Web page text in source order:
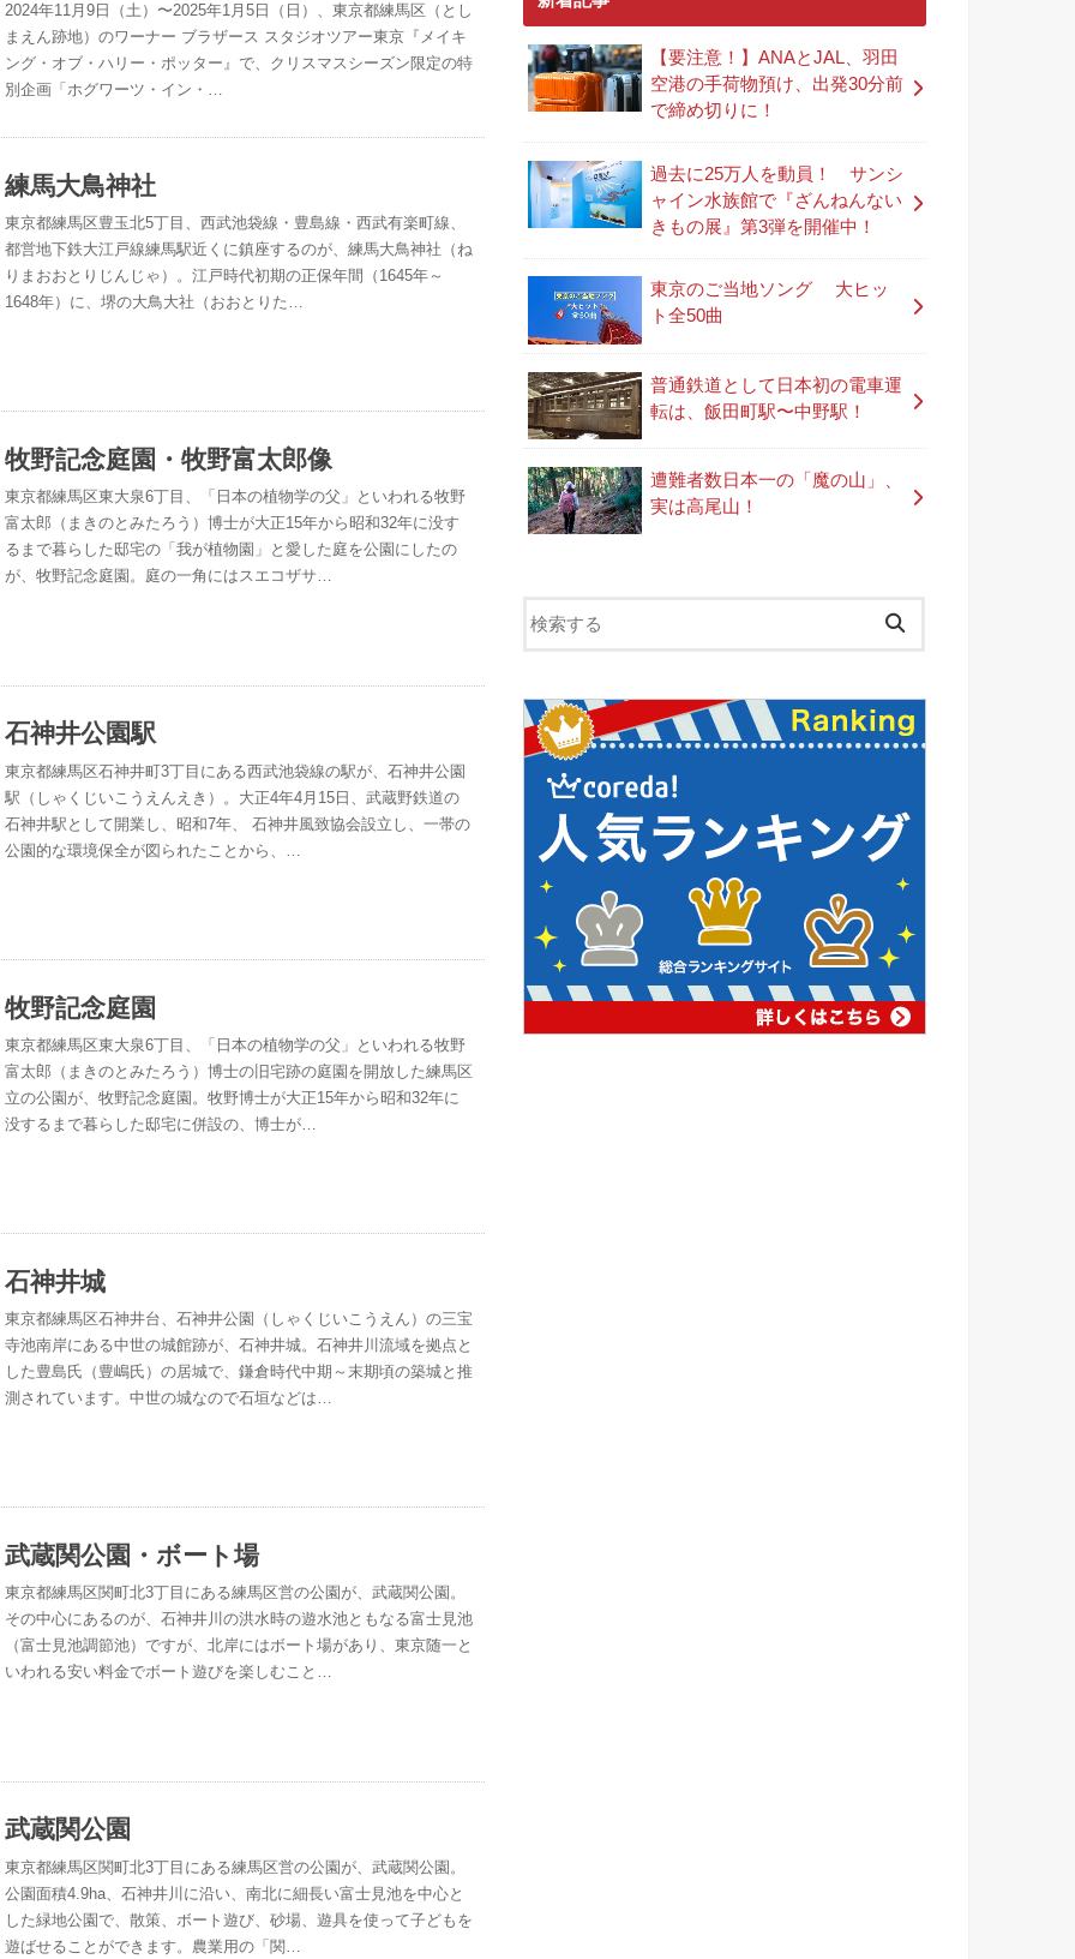
2024年11月9日（土）〜2025年1月5日（日）、東京都練馬区（とし
まえん跡地）のワーナー ブラザース スタジオツアー東京『メイキ
ング・オブ・ハリー・ポッター』で、クリスマスシーズン限定の特
別企画「ホグワーツ・イン・…
練馬大鳥神社
東京都練馬区豊玉北5丁目、西武池袋線・豊島線・西武有楽町線、
都営地下鉄大江戸線練馬駅近くに鎮座するのが、練馬大鳥神社（ね
りまおおとりじんじゃ）。江戸時代初期の正保年間（1645年～
1648年）に、堺の大鳥大社（おおとりた…
牧野記念庭園・牧野富太郎像
東京都練馬区東大泉6丁目、「日本の植物学の父」といわれる牧野
富太郎（まきのとみたろう）博士が大正15年から昭和32年に没す
るまで暮らした邸宅の「我が植物園」と愛した庭を公園にしたの
が、牧野記念庭園。庭の一角にはスエコザサ…
石神井公園駅
東京都練馬区石神井町3丁目にある西武池袋線の駅が、石神井公園
駅（しゃくじいこうえんえき）。大正4年4月15日、武蔵野鉄道の
石神井駅として開業し、昭和7年、 石神井風致協会設立し、一帯の
公園的な環境保全が図られたことから、…
牧野記念庭園
東京都練馬区東大泉6丁目、「日本の植物学の父」といわれる牧野
富太郎（まきのとみたろう）博士の旧宅跡の庭園を開放した練馬区
立の公園が、牧野記念庭園。牧野博士が大正15年から昭和32年に
没するまで暮らした邸宅に併設の、博士が…
石神井城
東京都練馬区石神井台、石神井公園（しゃくじいこうえん）の三宝
寺池南岸にある中世の城館跡が、石神井城。石神井川流域を拠点と
した豊島氏（豊嶋氏）の居城で、鎌倉時代中期～末期頃の築城と推
測されています。中世の城なので石垣などは…
武蔵関公園・ボート場
東京都練馬区関町北3丁目にある練馬区営の公園が、武蔵関公園。
その中心にあるのが、石神井川の洪水時の遊水池ともなる富士見池
（富士見池調節池）ですが、北岸にはボート場があり、東京随一と
いわれる安い料金でボート遊びを楽しむこと…
武蔵関公園
東京都練馬区関町北3丁目にある練馬区営の公園が、武蔵関公園。
公園面積4.9ha、石神井川に沿い、南北に細長い富士見池を中心と
した緑地公園で、散策、ボート遊び、砂場、遊具を使って子どもを
遊ばせることができます。農業用の「関…
【要注意！】ANAとJAL、羽田
空港の手荷物預け、出発30分前
で締め切りに！
過去に25万人を動員！ サンシ
ャイン水族館で『ざんねんない
きもの展』第3弾を開催中！
東京のご当地ソング 大ヒッ
ト全50曲
普通鉄道として日本初の電車運
転は、飯田町駅〜中野駅！
遭難者数日本一の「魔の山」、
実は高尾山！